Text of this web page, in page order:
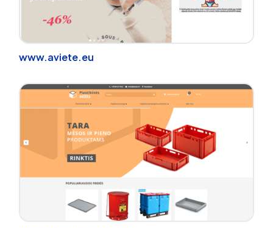
www.aviete.eu